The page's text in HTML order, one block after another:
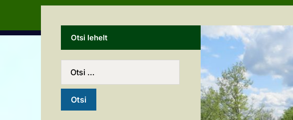
Otsi lehelt